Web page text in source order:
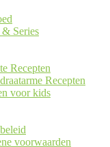
Series
Recepten
Recepten
voor kids
voorwaarden